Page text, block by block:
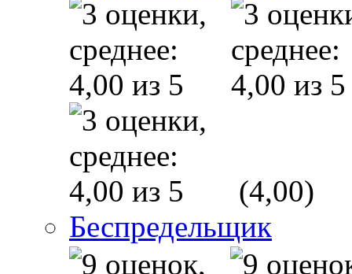
(4,00)
Беспредельщик